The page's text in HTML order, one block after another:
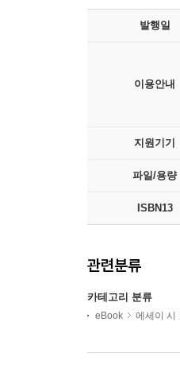
발행일
이용안내
지원기기
파일/용량
ISBN13
관련분류
카테고리 분류
eBook 에세이 시